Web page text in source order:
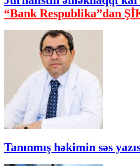
“Bank Respublika”dan
Tanınmış həkimin səs